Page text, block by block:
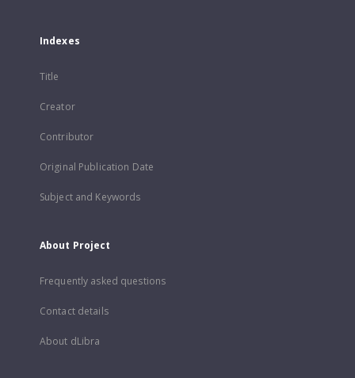
Indexes
Title
Creator
Contributor
Original Publication Date
Subject and Keywords
About Project
Frequently asked questions
Contact details
About dLibra